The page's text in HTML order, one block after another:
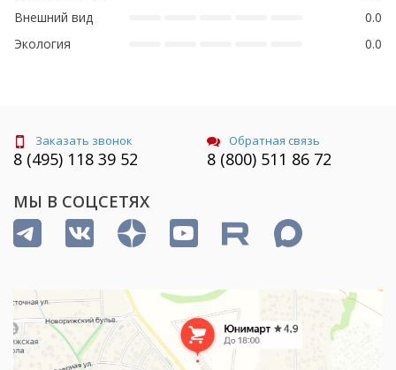
Внешний вид
0.0
Экология
0.0
Заказать звонок
8 (495) 118 39 52
Обратная связь
8 (800) 511 86 72
МЫ В СОЦСЕТЯХ